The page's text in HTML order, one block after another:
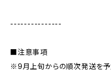
---------------
■注意事項
※9月上旬からの順次発送を予